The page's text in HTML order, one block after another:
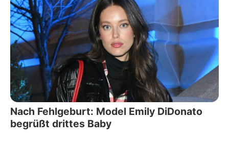
Nach Fehlgeburt: Model Emily DiDonato
begrüßt drittes Baby